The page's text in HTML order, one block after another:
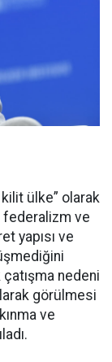
kilit ülke” olarak
federalizm ve
yapısı ve
çatışma nedeni
görülmesi
ve